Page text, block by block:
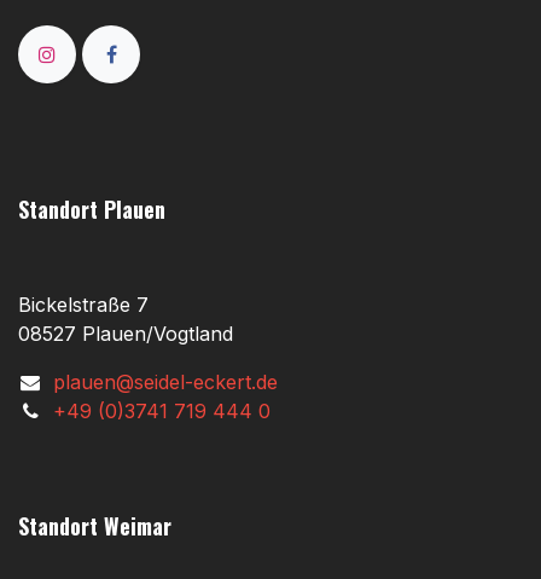
Standort Plauen
Bickelstraße 7
08527 Plauen/Vogtland
plauen@seidel-eckert.de
+49 (0)3741 719 444 0
Standort Weimar